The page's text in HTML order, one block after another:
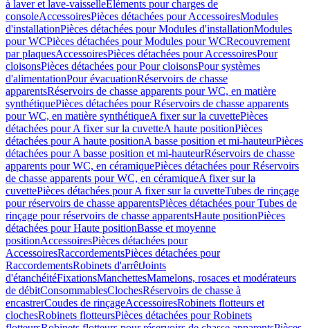
à laver et lave-vaisselleEléments pour charges de
consoleAccessoiresPièces détachées pour AccessoiresModules
d'installationPièces détachées pour Modules d'installationModules
pour WCPièces détachées pour Modules pour WCRecouvrement
par plaquesAccessoiresPièces détachées pour AccessoiresPour
cloisonsPièces détachées pour Pour cloisonsPour systèmes
d'alimentationPour évacuationRéservoirs de chasse
apparentsRéservoirs de chasse apparents pour WC, en matière
synthétiquePièces détachées pour Réservoirs de chasse apparents
pour WC, en matière synthétiqueA fixer sur la cuvettePièces
détachées pour A fixer sur la cuvetteA haute positionPièces
détachées pour A haute positionA basse position et mi-hauteurPièces
détachées pour A basse position et mi-hauteurRéservoirs de chasse
apparents pour WC, en céramiquePièces détachées pour Réservoirs
de chasse apparents pour WC, en céramiqueA fixer sur la
cuvettePièces détachées pour A fixer sur la cuvetteTubes de rinçage
pour réservoirs de chasse apparentsPièces détachées pour Tubes de
rinçage pour réservoirs de chasse apparentsHaute positionPièces
détachées pour Haute positionBasse et moyenne
positionAccessoiresPièces détachées pour
AccessoiresRaccordementsPièces détachées pour
RaccordementsRobinets d'arrêtJoints
d'étanchéitéFixationsManchettesMamelons, rosaces et modérateurs
de débitConsommablesClochesRéservoirs de chasse à
encastrerCoudes de rinçageAccessoiresRobinets flotteurs et
clochesRobinets flotteursPièces détachées pour Robinets